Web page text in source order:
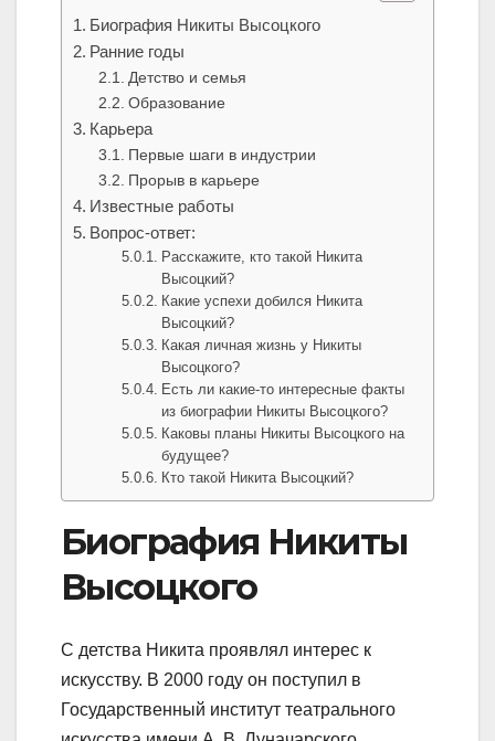
Биография Никиты Высоцкого
Ранние годы
Детство и семья
Образование
Карьера
Первые шаги в индустрии
Прорыв в карьере
Известные работы
Вопрос-ответ:
Расскажите, кто такой Никита
Высоцкий?
Какие успехи добился Никита
Высоцкий?
Какая личная жизнь у Никиты
Высоцкого?
Есть ли какие-то интересные факты
из биографии Никиты Высоцкого?
Каковы планы Никиты Высоцкого на
будущее?
Кто такой Никита Высоцкий?
Биография Никиты
Высоцкого
С детства Никита проявлял интерес к
искусству. В 2000 году он поступил в
Государственный институт театрального